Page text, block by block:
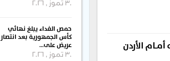
الأردن
30 تموز , 2026
حمص الفداء يبلغ نهائي
كأس الجمهورية بعد انتصار
عريض على…
30 تموز , 2026